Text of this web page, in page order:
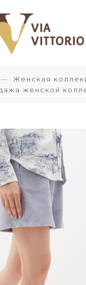
Женская
женской